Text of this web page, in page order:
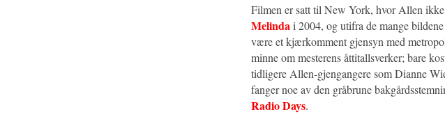
Filmen er satt til New York, hvor Allen
Melindai 2004, og utifra de mange
være et kjærkomment gjensyn med
minne om mesterens åttitallsverker; bare
tidligere Allen-gjengangere som Dianne
fanger noe av den gråbrune
Radio Days.